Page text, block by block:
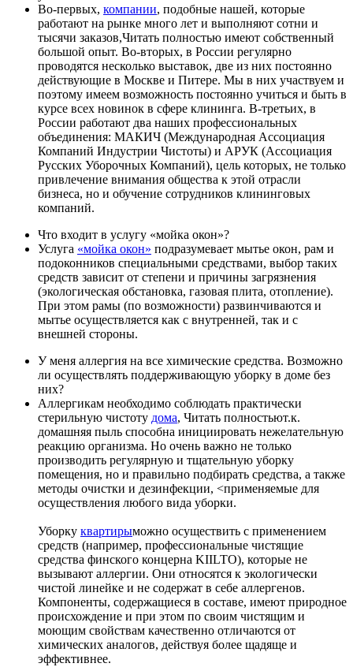
Во-первых, компании, подобные нашей, которые
работают на рынке много лет и выполняют сотни и
тысячи заказов,Читать полностью имеют собственный
большой опыт. Во-вторых, в России регулярно
проводятся несколько выставок, две из них постоянно
действующие в Москве и Питере. Мы в них участвуем и
поэтому имеем возможность постоянно учиться и быть в
курсе всех новинок в сфере клининга. В-третьих, в
России работают два наших профессиональных
объединения: МАКИЧ (Международная Ассоциация
Компаний Индустрии Чистоты) и АРУК (Ассоциация
Русских Уборочных Компаний), цель которых, не только
привлечение внимания общества к этой отрасли
бизнеса, но и обучение сотрудников клининговых
компаний.
Что входит в услугу «мойка окон»?
Услуга «мойка окон» подразумевает мытье окон, рам и
подоконников специальными средствами, выбор таких
средств зависит от степени и причины загрязнения
(экологическая обстановка, газовая плита, отопление).
При этом рамы (по возможности) развинчиваются и
мытье осуществляется как с внутренней, так и с
внешней стороны.
У меня аллергия на все химические средства. Возможно
ли осуществлять поддерживающую уборку в доме без
них?
Аллергикам необходимо соблюдать практически
стерильную чистоту дома, Читать полностьют.к.
домашняя пыль способна инициировать нежелательную
реакцию организма. Но очень важно не только
производить регулярную и тщательную уборку
помещения, но и правильно подбирать средства, а также
методы очистки и дезинфекции, <применяемые для
осуществления любого вида уборки.
Уборку квартирыможно осуществить с применением
средств (например, профессиональные чистящие
средства финского концерна KIILTO), которые не
вызывают аллергии. Они относятся к экологически
чистой линейке и не содержат в себе аллергенов.
Компоненты, содержащиеся в составе, имеют природное
происхождение и при этом по своим чистящим и
моющим свойствам качественно отличаются от
химических аналогов, действуя более щадяще и
эффективнее.